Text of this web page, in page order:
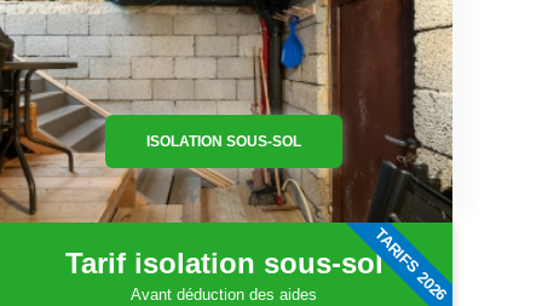
ISOLATION SOUS-SOL
Tarif isolation sous-sol
Avant déduction des aides TARIFS 2026